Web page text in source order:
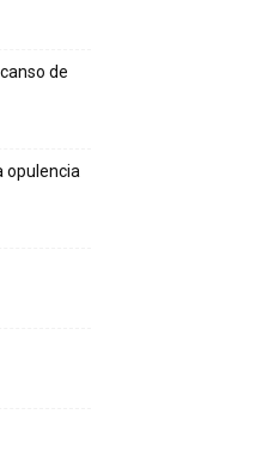
de
opulencia